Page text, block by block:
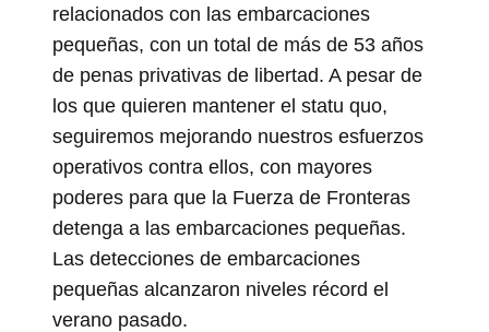
relacionados con las embarcaciones
pequeñas, con un total de más de 53 años
de penas privativas de libertad. A pesar de
los que quieren mantener el statu quo,
seguiremos mejorando nuestros esfuerzos
operativos contra ellos, con mayores
poderes para que la Fuerza de Fronteras
detenga a las embarcaciones pequeñas.
Las detecciones de embarcaciones
pequeñas alcanzaron niveles récord el
verano pasado.